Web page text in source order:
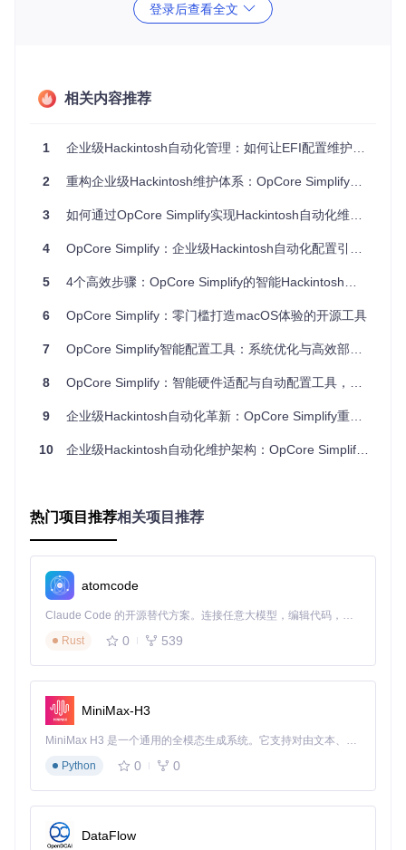
配置迁移风险：保留用户自定义设置的同时更新核心组件
图1：OpCore Simplify主界面展示了版本信息和自动化更新入
1. 自动化更新技术原理：如何实现安全高效的版
更新过程的安全性和准确性。理解这一机制有助于用户更好地
程如下：
本地版本信息采集 ：程序启动时读取 sha_version.txt
远程版本库查询：通过GitHub API获取官方仓库的最新版
数字签名验证：所有更新包均经过开发者签名验证，防止
恶意代码注入
这种机制相比全量更新减少了90%的网络传输量，同时通过多
级校验确保更新文件的完整性。
模块化更新架构
工具将OpenCore配置划分为五个独立模块，实现精细化更新
模块
名称
功能描述
引导
OpenCore主程序
强制更新至最新稳定版
各类kext文件
ACPI
补丁
系统补丁文件
登录后查看全文
相关内容推荐
1 企业级Hackintosh自动化管理：如何让EFI配置维护效率提升80%？
2 重构企业级Hackintosh维护体系：OpCore Simplify自动化解决方案
3 如何通过OpCore Simplify实现Hackintosh自动化维护？告别繁琐配置的实用指南
4 OpCore Simplify：企业级Hackintosh自动化配置引擎的全栈解析
5 4个高效步骤：OpCore Simplify的智能Hackintosh配置方案
6 OpCore Simplify：零门槛打造macOS体验的开源工具
7 OpCore Simplify智能配置工具：系统优化与高效部署指南
8 OpCore Simplify：智能硬件适配与自动配置工具，零基础适用的Hackintosh解决方案
9 企业级Hackintosh自动化革新：OpCore Simplify重构硬件适配流程
10 企业级Hackintosh自动化维护架构：OpCore Simplify全栈解决方案
热门项目推荐相关项目推荐
atomcode
Claude Code 的开源替代方案。连接任意大模型，编辑代码，运行命令，自动验证 — 全自动执行。用 Rust 构建，极致性能。 ｜ An open-source alternative to Claude Code. Connect any LLM, edit code, run commands, and verify changes — autonomously. Built in Rust for speed. Get Started
Rust
0 539
MiniMax-H3
MiniMax H3 是一个通用的全模态生成系统。它支持对由文本、图像、视频和音频组成的多模态上下文进行统一理解，并能生成分辨率高达 2K、时长可达 15 秒的带原生立体声音频的视频。得益于面向任务泛化的系统设计，H3 在预训练阶段就已具备广泛的多模态上下文理解与生成能力，能够出色地执行复杂的多模态指令。
Python
0 0
DataFlow